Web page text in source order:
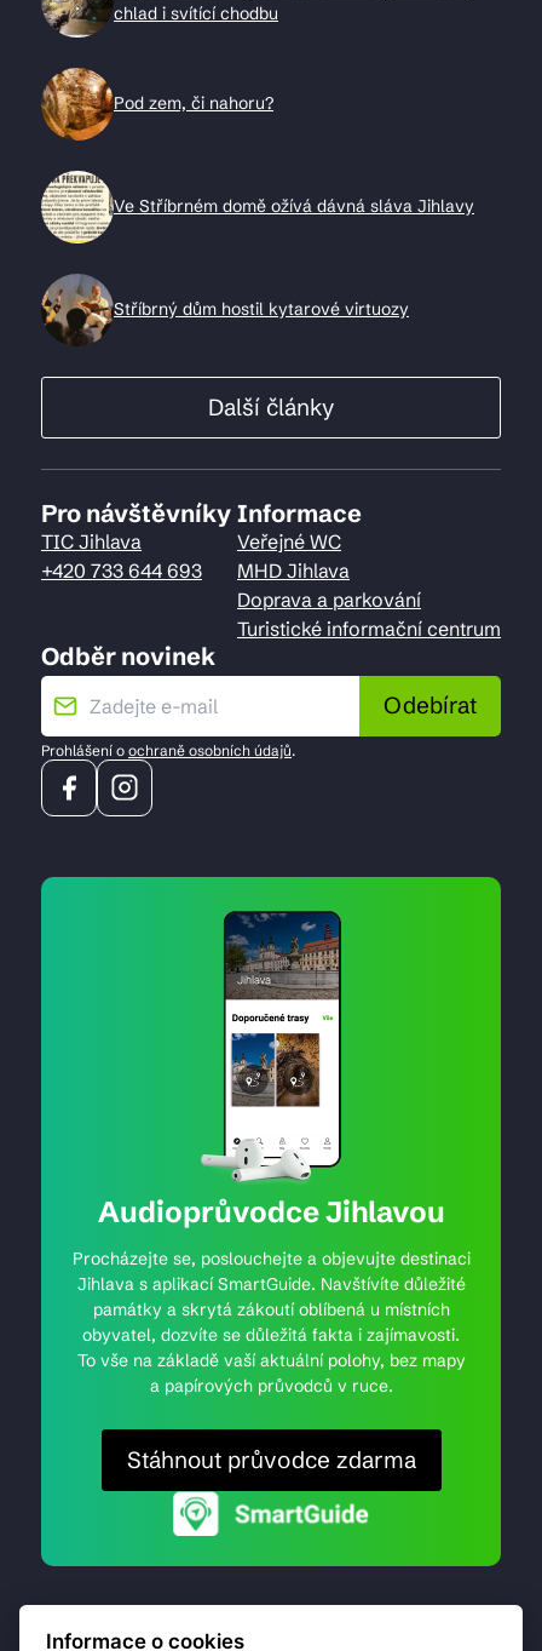
chlad i svítící chodbu
Pod zem, či nahoru?
Ve Stříbrném domě ožívá dávná sláva Jihlavy
Stříbrný dům hostil kytarové virtuozy
Další články
Pro návštěvníky
TIC Jihlava
+420 733 644 693
Informace
Veřejné WC
MHD Jihlava
Doprava a parkování
Turistické informační centrum
Odběr novinek
Odebírat
Prohlášení o ochraně osobních údajů.
Audioprůvodce Jihlavou
Procházejte se, poslouchejte a objevujte destinaci
Jihlava s aplikací SmartGuide. Navštívíte důležité
památky a skrytá zákoutí oblíbená u místních
obyvatel, dozvíte se důležitá fakta i zajímavosti.
To vše na základě vaší aktuální polohy, bez mapy
a papírových průvodců v ruce.
Stáhnout průvodce zdarma
Informace o cookies